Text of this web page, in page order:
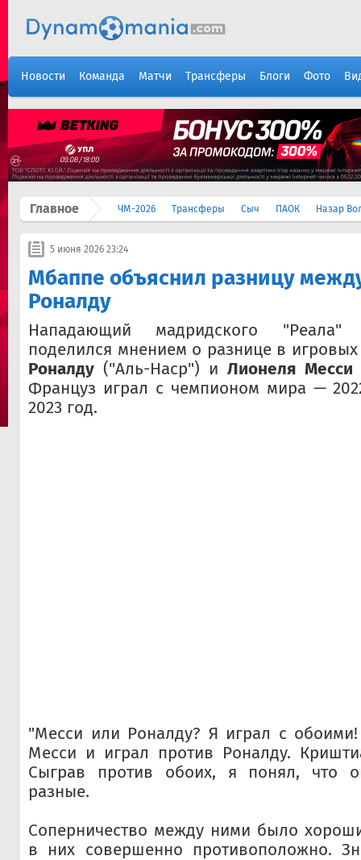
Новости Команда Матчи Трансферы Блоги Фото
Главное ЧМ-2026 Трансферы Сыч ПАОК Назар
5 июня 2026 23:24
Мбаппе объяснил разницу
Роналду
Нападающий мадридского
поделился мнением о разнице в
Роналду ("Аль-Наср") и Лионеля Месси
Француз играл с чемпионом мира —
2023 год.
"Месси или Роналду? Я играл с
Месси и играл против Роналду.
Сыграв против обоих, я понял, что
разные.
Соперничество между ними было
в них совершенно противоположно.